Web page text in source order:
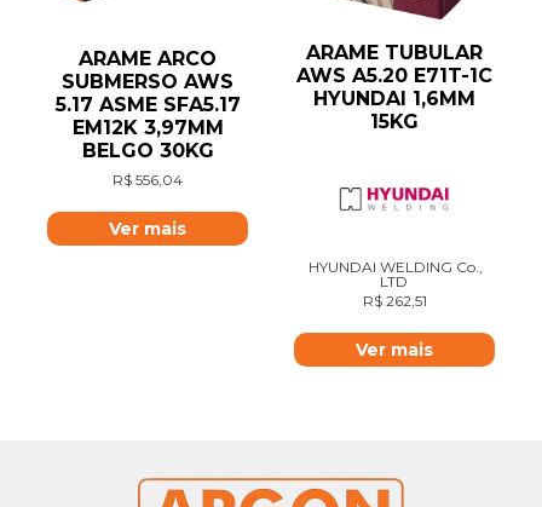
ARAME ARCO
SUBMERSO AWS
5.17 ASME SFA5.17
EM12K 3,97MM
BELGO 30KG
R$ 556,04
Ver mais
ARAME TUBULAR
AWS A5.20 E71T-1C
HYUNDAI 1,6MM
15KG
HYUNDAI WELDING Co.,
LTD
R$262,51
Ver mais